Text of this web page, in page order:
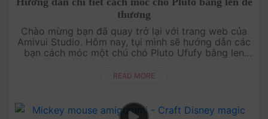
thương
Chào mừng bạn đã quay trở lại với trang web của
Amivui Studio. Hôm nay, tụi mình sẽ hướng dẫn các
bạn cách móc một chú chó Pluto Ufufy bằng len
READ MORE